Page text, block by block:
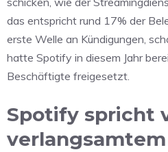
das entspricht rund 17% der
erste Welle an Kündigungen,
hatte Spotify in diesem Jahr
Beschäftigte freigesetzt.
Spotify spricht